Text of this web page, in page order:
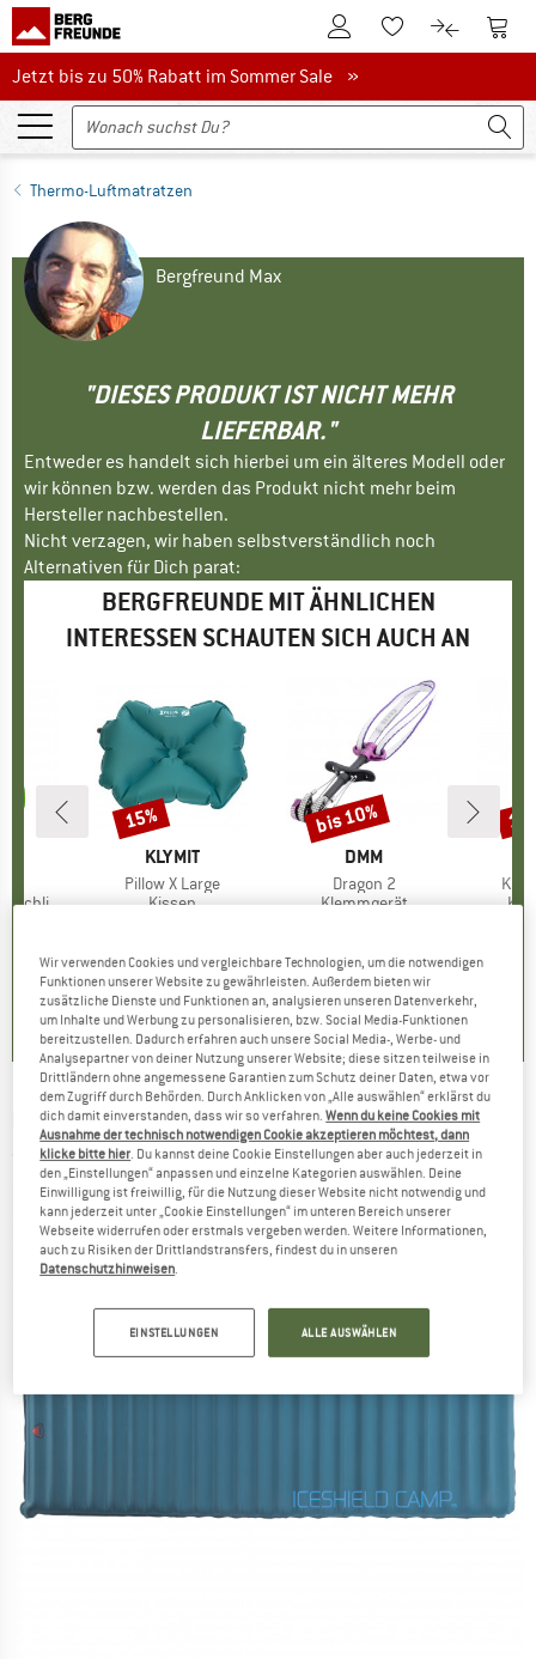
Zum KundenkontoZum Merkzettel.
Zum Zum
Jetzt bis zu 50% Rabatt im Sommer Sale
Jetzt bis zu 50% Rabatt im Sommer Sale »
Thermo-Luftmatratzen
Bergfreund Max
"DIESES PRODUKT IST NICHT MEHR
LIEFERBAR."
Entweder es handelt sich hierbei um ein älteres Modell oder
wir können bzw. werden das Produkt nicht mehr beim
Hersteller nachbestellen.
Nicht verzagen, wir haben selbstverständlich noch
Alternativen für Dich parat:
BERGFREUNDE MIT ÄHNLICHEN
INTERESSEN SCHAUTEN SICH AUCH AN
MARKE
KLYMIT
Artikel
Pillow X Large
Produktgruppe
Kissen
4,3(9)
Rabatt
15%
MARKE
DMM
Artikel
Dragon 2
Produktgruppe
Klemmgerät
6
4,8(40)
Rabatt
bis 10%
ROBENS -Iceshield Camp 55 - Isomatte
(0)
Wir verwenden Cookies und vergleichbare Technologien, um die notwendigen
Funktionen unserer Website zu gewährleisten. Außerdem bieten wir
zusätzliche Dienste und Funktionen an, analysieren unseren Datenverkehr,
um Inhalte und Werbung zu personalisieren, bzw. Social Media-Funktionen
bereitzustellen. Dadurch erfahren auch unsere Social Media-, Werbe- und
Analysepartner von deiner Nutzung unserer Website; diese sitzen teilweise in
Drittländern ohne angemessene Garantien zum Schutz deiner Daten, etwa vor
dem Zugriff durch Behörden. Durch Anklicken von „Alle auswählen“ erklärst du
dich damit einverstanden, dass wir so verfahren.Wenn du keine Cookies mit
Ausnahme der technisch notwendigen Cookie akzeptieren möchtest, dann
klicke bitte hier . Du kannst deine Cookie Einstellungen aber auch jederzeit in
den „Einstellungen“ anpassen und einzelne Kategorien auswählen. Deine
Einwilligung ist freiwillig, für die Nutzung dieser Website nicht notwendig und
kann jederzeit unter „Cookie Einstellungen“ im unteren Bereich unserer
Webseite widerrufen oder erstmals vergeben werden. Weitere Informationen,
auch zu Risiken der Drittlandstransfers, findest du in unseren
Datenschutzhinweisen
EINSTELLUNGEN ALLE AUSWÄHLEN